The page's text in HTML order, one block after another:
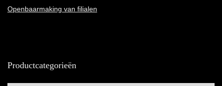
Openbaarmaking van filialen
Productcategorieën